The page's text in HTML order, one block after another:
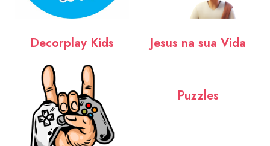
Decorplay Kids Jesus na sua Vida
Puzzles